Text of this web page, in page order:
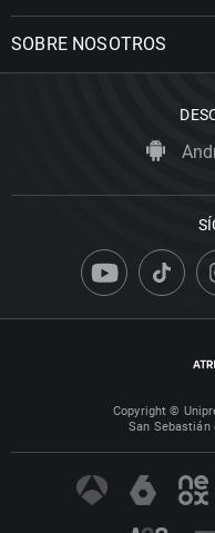
SOBRE NOSOTROS
Copyright ©
San Sebastián